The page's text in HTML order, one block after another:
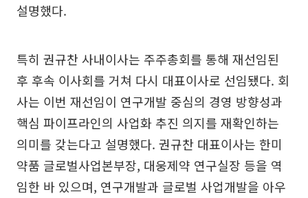
설명했다.
특히 권규찬 사내이사는 주주총회를 통해 재선임된
후 후속 이사회를 거쳐 다시 대표이사로 선임됐다. 회
사는 이번 재선임이 연구개발 중심의 경영 방향성과
핵심 파이프라인의 사업화 추진 의지를 재확인하는
의미를 갖는다고 설명했다. 권규찬 대표이사는 한미
약품 글로벌사업본부장, 대웅제약 연구실장 등을 역
임한 바 있으며, 연구개발과 글로벌 사업개발을 아우